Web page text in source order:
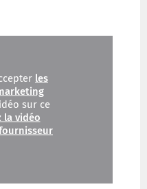
les
sur ce
la vidéo